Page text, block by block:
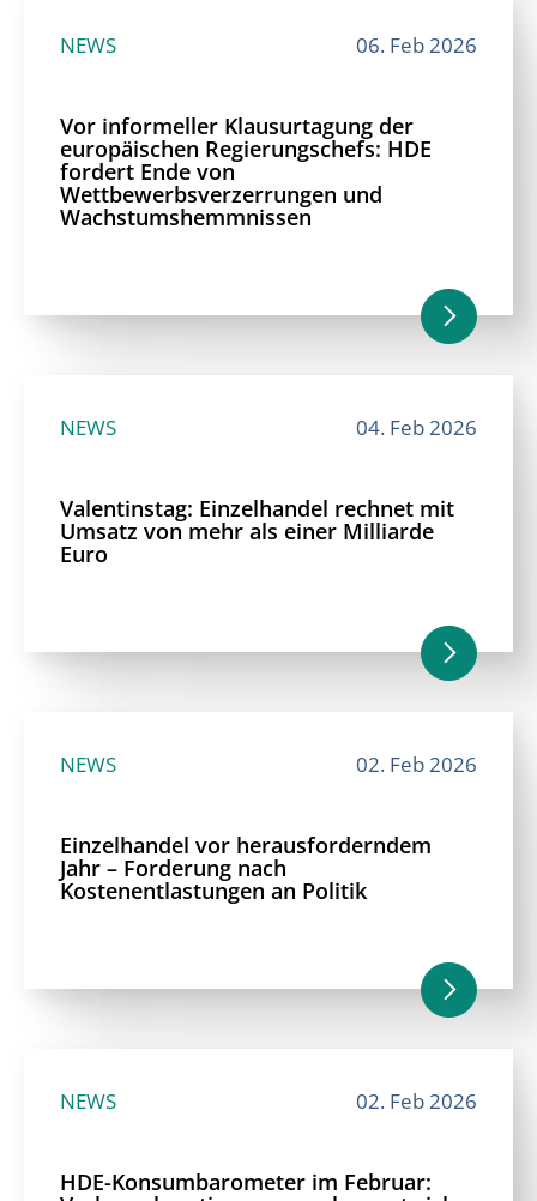
NEWS 06. Feb 2026
Vor informeller Klausurtagung der
europäischen Regierungschefs: HDE
fordert Ende von
Wettbewerbsverzerrungen und
Wachstumshemmnissen
NEWS 04. Feb 2026
Valentinstag: Einzelhandel rechnet mit
Umsatz von mehr als einer Milliarde
Euro
NEWS 02. Feb 2026
Einzelhandel vor herausforderndem
Jahr – Forderung nach
Kostenentlastungen an Politik
NEWS 02. Feb 2026
HDE-Konsumbarometer im Februar: